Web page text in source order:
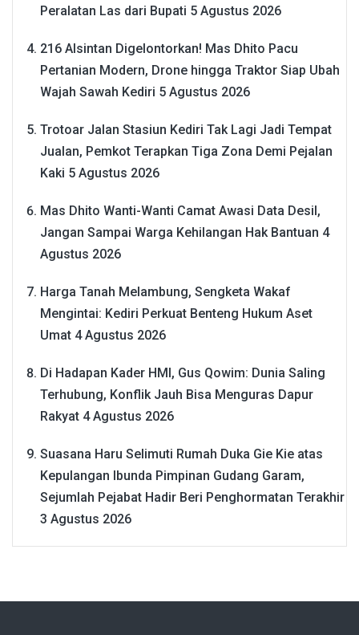
Peralatan Las dari Bupati 5 Agustus 2026
216 Alsintan Digelontorkan! Mas Dhito Pacu
Pertanian Modern, Drone hingga Traktor Siap Ubah
Wajah Sawah Kediri 5 Agustus 2026
Trotoar Jalan Stasiun Kediri Tak Lagi Jadi Tempat
Jualan, Pemkot Terapkan Tiga Zona Demi Pejalan
Kaki 5 Agustus 2026
Mas Dhito Wanti-Wanti Camat Awasi Data Desil,
Jangan Sampai Warga Kehilangan Hak Bantuan 4
Agustus 2026
Harga Tanah Melambung, Sengketa Wakaf
Mengintai: Kediri Perkuat Benteng Hukum Aset
Umat 4 Agustus 2026
Di Hadapan Kader HMI, Gus Qowim: Dunia Saling
Terhubung, Konflik Jauh Bisa Menguras Dapur
Rakyat 4 Agustus 2026
Suasana Haru Selimuti Rumah Duka Gie Kie atas
Kepulangan Ibunda Pimpinan Gudang Garam,
Sejumlah Pejabat Hadir Beri Penghormatan Terakhir
3 Agustus 2026